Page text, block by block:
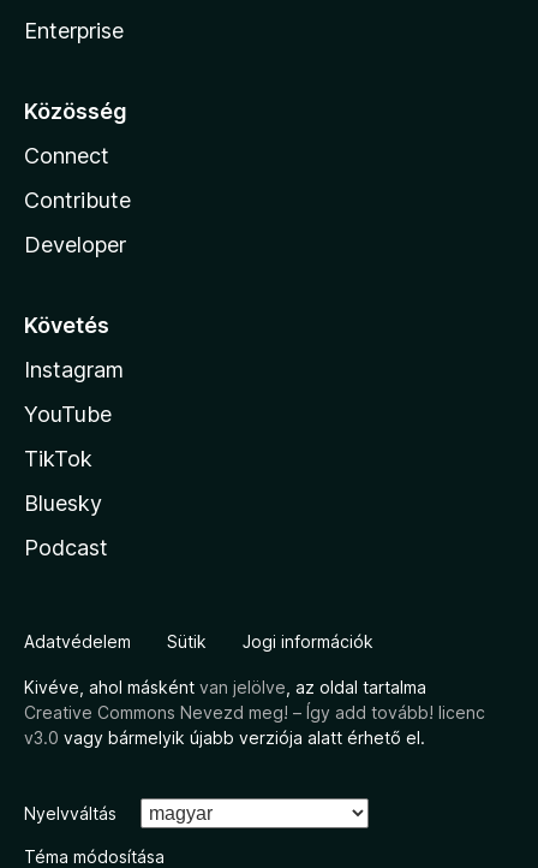
Enterprise
Közösség
Connect
Contribute
Developer
Követés
Instagram
YouTube
TikTok
Bluesky
Podcast
Adatvédelem Sütik Jogi információk
Kivéve, ahol másként van jelölve , az oldal tartalma
Creative Commons Nevezd meg! – Így add tovább! licenc
v3.0 vagy bármelyik újabb verziója alatt érhető el.
Nyelvváltás
Téma módosítása